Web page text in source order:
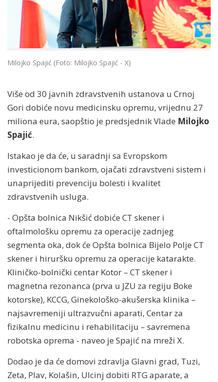
Milojko Spajić (Foto: Milojko Spajić - X)
Više od 30 javnih zdravstvenih ustanova u Crnoj
Gori dobiće novu medicinsku opremu, vrijednu 27
miliona eura, saopštio je predsjednik Vlade Milojko
Spajić.
Istakao je da će, u saradnji sa Evropskom
investicionom bankom, ojačati zdravstveni sistem i
unaprijediti prevenciju bolesti i kvalitet
zdravstvenih usluga.
- Opšta bolnica Nikšić dobiće CT skener i
oftalmološku opremu za operacije zadnjeg
segmenta oka, dok će Opšta bolnica Bijelo Polje CT
skener i hiruršku opremu za operacije katarakte.
Kliničko-bolnički centar Kotor – CT skener i
magnetna rezonanca (prva u JZU za regiju Boke
kotorske), KCCG, Ginekološko-akušerska klinika –
najsavremeniji ultrazvučni aparati, Centar za
fizikalnu medicinu i rehabilitaciju – savremena
robotska oprema - naveo je Spajić na mreži X.
Dodao je da će domovi zdravlja Glavni grad, Tuzi,
Zeta, Plav, Kolašin, Ulcinj dobiti RTG aparate, a